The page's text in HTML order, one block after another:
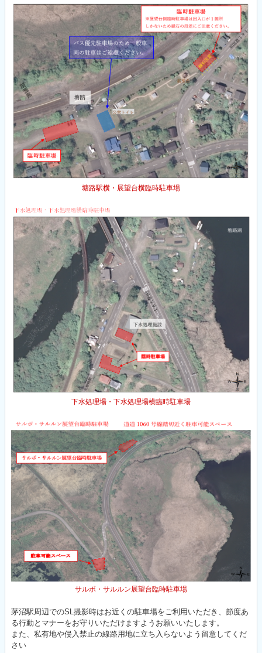
塘路駅横・展望台横臨時駐車場
下水処理場・下水処理場横臨時駐車場
サルボ・サルルン展望台臨時駐車場
茅沼駅周辺でのSL撮影時はお近くの駐車場をご利用いただき、節度あ
る行動とマナーをお守りいただけますようお願いいたします。
また、私有地や侵入禁止の線路用地に立ち入らないよう留意してくだ
さい